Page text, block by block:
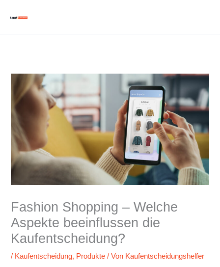
Inhalt
springen
Fashion Shopping – Welche
Aspekte beeinflussen die
Kaufentscheidung?
/ Kaufentscheidung, Produkte / Von Kaufentscheidungshelfer